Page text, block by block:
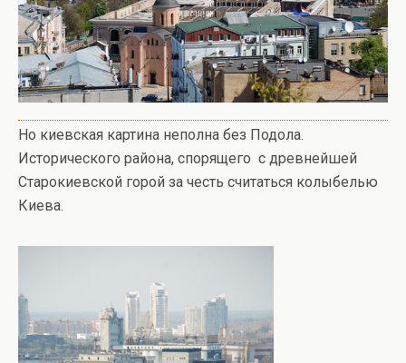
Но киевская картина неполна без Подола.
Исторического района, спорящего с древнейшей
Старокиевской горой за честь считаться колыбелью
Киева.